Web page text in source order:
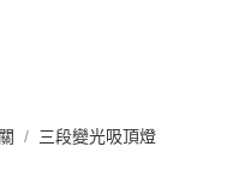
三段變光吸頂燈